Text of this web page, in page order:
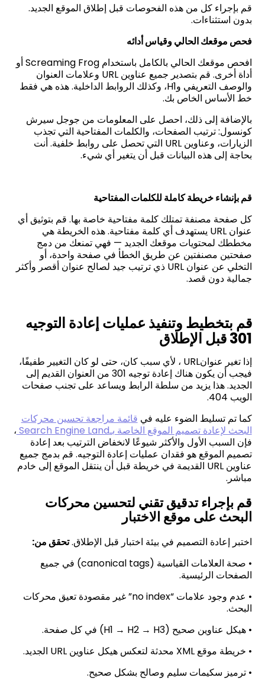
قم بإجراء كل من هذه الفحوصات قبل إطلاق الموقع الجديد.
بدون استثناءات.
فحص موقعك الحالي وقياس أدائه
افحص موقعك الحالي بالكامل باستخدام Screaming Frogأو
أداة أخرى. قم بتصدير جميع عناوين URL وعلامات العنوان
والوصف التعريفي وH1، وكذلك الروابط الداخلية. هذه هي فقط
خط الأساس الخاص بك.
بالإضافة إلى ذلك، احصل على المعلومات من جوجل سيرش
كونسول: ترتيب الصفحات، والكلمات المفتاحية التي تجذب
الزيارات، وعناوين URL التي تحصل على روابط خلفية. أنت
بحاجة إلى هذه البيانات قبل أن يتغير أي شيء.
قم بإنشاء خريطة كاملة للكلمات المفتاحية
كل صفحة مصنفة تمتلك كلمة مفتاحية خاصة بها. قم بتوثيق أي
عنوان URLيستهدف أي كلمة مفتاحية. هذه الخريطة هي
مخططك لمحتويات موقعك الجديد — فهي تمنعك من دمج
صفحتين مصنفتين عن طريق الخطأ في صفحة واحدة، أو
التخلي عن عنوان URLذي ترتيب جيد لصالح عنوان أقصر وأكثر
جمالية دون قصد.
قم بتخطيط وتنفيذ عمليات إعادة التوجيه
301 قبل الإطلاق
إذا تغير عنوانURL ، لأي سبب كان، حتى لو كان التغيير طفيفًا،
فيجب أن يكون هناك إعادة توجيه 301 من العنوان القديم إلى
الجديد. هذا يزيد من سلطة الرابط ويساعد على تجنب صفحات
الويب 404
.
كما تم تسليط الضوء عليه في قائمة مراجعة تحسين محركات
البحث لإعادة تصميم الموقع الخاصة بـSearch Engine Land ،
فإن السبب الأول والأكثر شيوعًا لانخفاض الترتيب بعد إعادة
تصميم الموقع هو فقدان عمليات إعادة التوجيه. قم بدمج جميع
عناوين URL القديمة في خريطة قبل أن ينتقل الموقع إلى خادم
مباشر .
قم بإجراء تدقيق تقني لتحسين محركات
البحث على موقع الاختبار
اختبر إعادة التصميم في بيئة اختبار قبل الإطلاق.تحقق من:
• صحة العلامات القياسية (canonical tags) في جميع
الصفحات الرئيسية.
• عدم وجود علامات ”no index“غير مقصودة تعيق محركات
البحث.
• هيكل عناوين صحيح (H1 → H2 → H3) في كل صفحة.
• خريطة موقع XML محدثة لتعكس هيكل عناوين URL الجديد.
• ترميز سكيمات سليم وصالح بشكل صحيح.